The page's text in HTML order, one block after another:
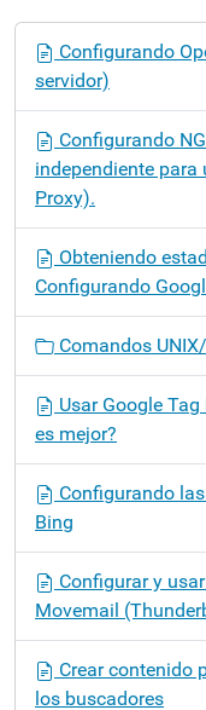
Configurando
servidor)
Configurando
independiente
Proxy).
Obteniendo
Configurando
Comandos
Usar Google
es mejor?
Configurando
Bing
Configurar y
Movemail
Crear contenido
los buscadores